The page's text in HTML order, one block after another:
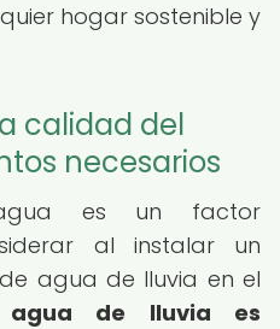
hogar sostenible y
calidad del
necesarios
es un factor
al instalar un
agua de lluvia en el
agua de lluvia es